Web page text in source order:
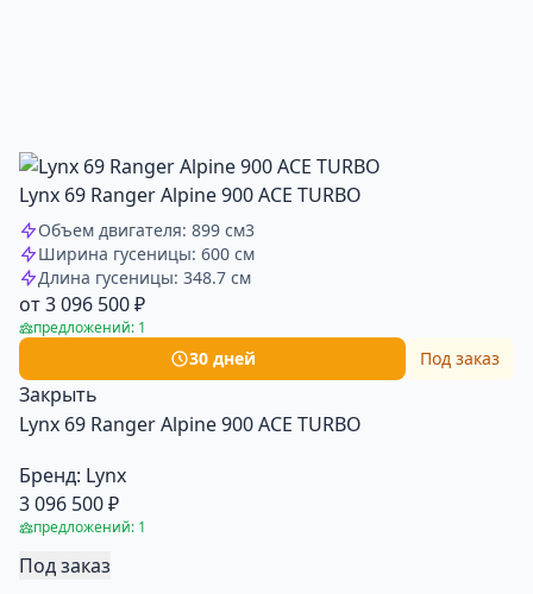
Lynx 69 Ranger Alpine 900 ACE TURBO
Объем двигателя: 899 см3
Ширина гусеницы: 600 см
Длина гусеницы: 348.7 см
от 3 096 500 ₽
предложений: 1
30 дней Под заказ
Закрыть
Lynx 69 Ranger Alpine 900 ACE TURBO
Бренд: Lynx
3 096 500 ₽
предложений: 1
Под заказ